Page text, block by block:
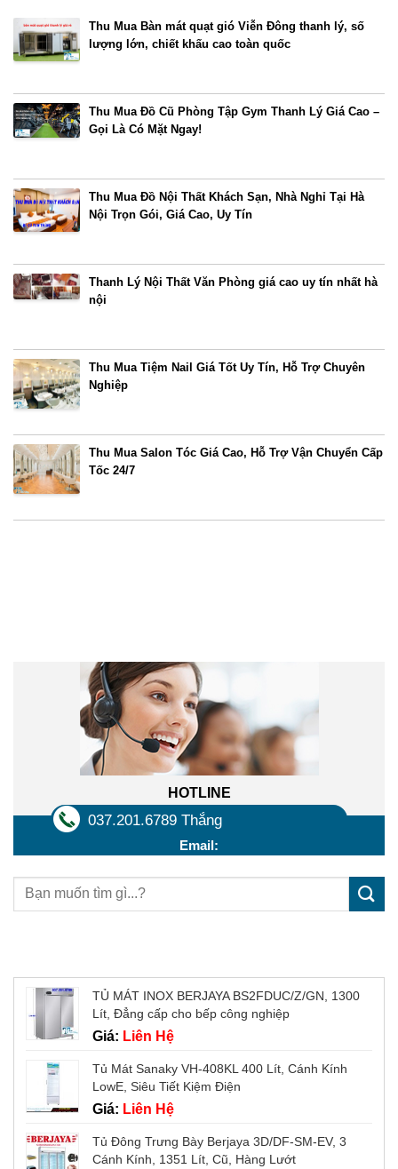
HOTLINE
037.201.6789 Thắng
Email:
TỦ MÁT INOX BERJAYA BS2FDUC/Z/GN, 1300
Lít, Đẳng cấp cho bếp công nghiệp
Giá: Liên Hệ
Tủ Mát Sanaky VH-408KL 400 Lít, Cánh Kính
LowE, Siêu Tiết Kiệm Điện
Giá: Liên Hệ
Tủ Đông Trưng Bày Berjaya 3D/DF-SM-EV, 3
Cánh Kính, 1351 Lít, Cũ, Hàng Lướt
Thu Mua Bàn mát quạt gió Viễn Đông thanh lý, số
lượng lớn, chiết khấu cao toàn quốc
Thu Mua Đồ Cũ Phòng Tập Gym Thanh Lý Giá Cao –
Gọi Là Có Mặt Ngay!
Thu Mua Đồ Nội Thất Khách Sạn, Nhà Nghỉ Tại Hà
Nội Trọn Gói, Giá Cao, Uy Tín
Thanh Lý Nội Thất Văn Phòng giá cao uy tín nhất hà
nội
Thu Mua Tiệm Nail Giá Tốt Uy Tín, Hỗ Trợ Chuyên
Nghiệp
Thu Mua Salon Tóc Giá Cao, Hỗ Trợ Vận Chuyển Cấp
Tốc 24/7